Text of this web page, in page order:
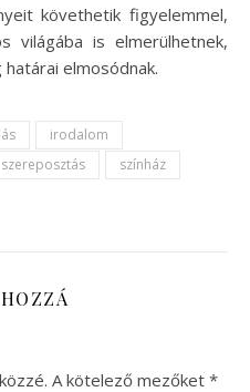
követhetik figyelemmel,
világába is elmerülhetnek,
elmosódnak.
irodalom
szereposztás
színház
A kötelező mezőket *